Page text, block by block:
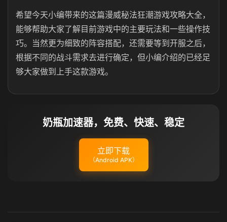
希望今天小编带来的这篇漫威秘法狂潮游戏攻略大全，
能够帮助大家了解目前游戏中的主要玩法和一些操作技
巧。当然更为细致的阵容搭配，还需要等到开服之后，
根据不同的战斗需求去进行确定，但小编介绍的已经足
够大家做到上手这款游戏。
奶瓶加速器，免费、快速、稳定
立即下载
（Android APK）